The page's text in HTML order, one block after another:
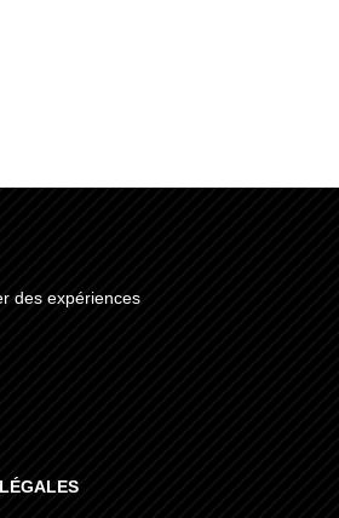
des expériences